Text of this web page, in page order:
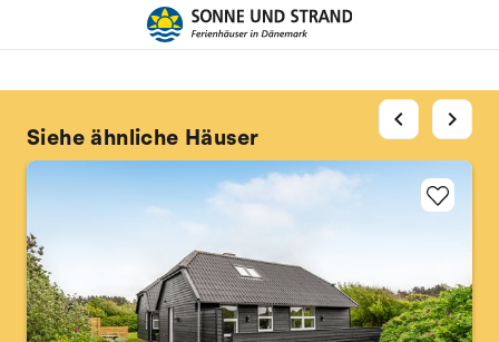
Siehe ähnliche Häuser
chevron_left chevron_right